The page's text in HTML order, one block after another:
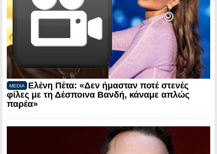
MEDIA
Ελένη Πέτα: «Δεν ήμασταν ποτέ στενές
φίλες με τη Δέσποινα Βανδή, κάναμε απλώς
παρέα»